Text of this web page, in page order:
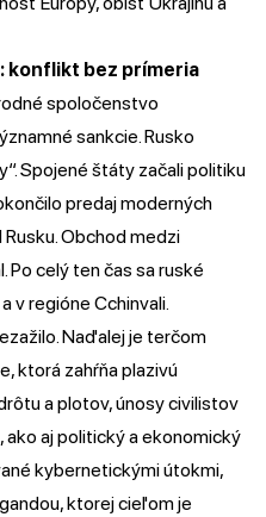
konflikt bez prímeria
spoločenstvo
sankcie. Rusko
Spojené štáty začali politiku
predaj moderných
Obchod medzi
Po celý ten čas sa ruské
v regióne Cchinvali.
Naďalej je terčom
ktorá zahŕňa plazivú
a plotov, únosy civilistov
aj politický a ekonomický
kybernetickými útokmi,
ktorej cieľom je